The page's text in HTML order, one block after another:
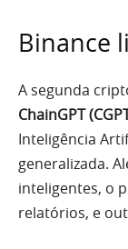
Binance
A segunda
ChainGPT
Inteligência
generalizada.
inteligentes, o
relatórios, e